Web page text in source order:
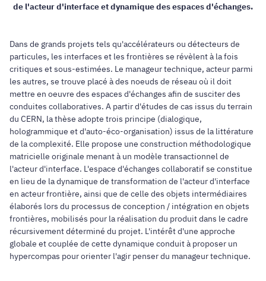
de l'acteur d'interface et dynamique des espaces d'échanges.
Dans de grands projets tels qu'accélérateurs ou détecteurs de
particules, les interfaces et les frontières se révèlent à la fois
critiques et sous-estimées. Le manageur technique, acteur parmi
les autres, se trouve placé à des noeuds de réseau où il doit
mettre en oeuvre des espaces d'échanges afin de susciter des
conduites collaboratives. A partir d'études de cas issus du terrain
du CERN, la thèse adopte trois principe (dialogique,
hologrammique et d'auto-éco-organisation) issus de la littérature
de la complexité. Elle propose une construction méthodologique
matricielle originale menant à un modèle transactionnel de
l'acteur d'interface. L'espace d'échanges collaboratif se constitue
en lieu de la dynamique de transformation de l'acteur d'interface
en acteur frontière, ainsi que de celle des objets intermédiaires
élaborés lors du processus de conception / intégration en objets
frontières, mobilisés pour la réalisation du produit dans le cadre
récursivement déterminé du projet. L'intérêt d'une approche
globale et couplée de cette dynamique conduit à proposer un
hypercompas pour orienter l'agir penser du manageur technique.